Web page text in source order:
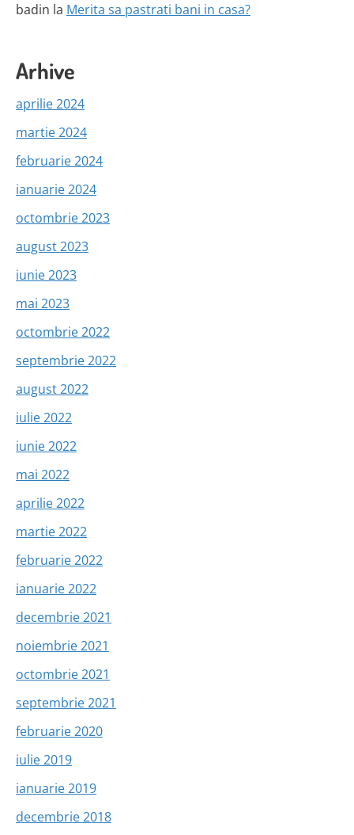
badin la Merita sa pastrati bani in casa?
Arhive
aprilie 2024
martie 2024
februarie 2024
ianuarie 2024
octombrie 2023
august 2023
iunie 2023
mai 2023
octombrie 2022
septembrie 2022
august 2022
iulie 2022
iunie 2022
mai 2022
aprilie 2022
martie 2022
februarie 2022
ianuarie 2022
decembrie 2021
noiembrie 2021
octombrie 2021
septembrie 2021
februarie 2020
iulie 2019
ianuarie 2019
decembrie 2018